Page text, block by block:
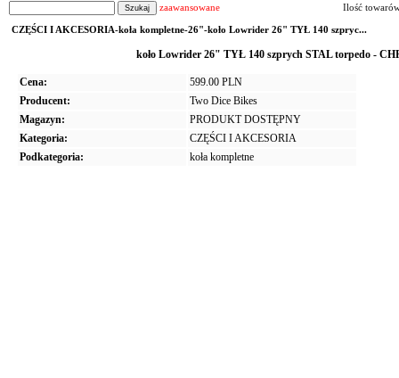
zaawansowane Ilość
CZĘŚCI I AKCESORIA-koła kompletne-26"-koło Lowrider 26" TYŁ 140 szpryc...
koło Lowrider 26" TYŁ 140 szprych STAL torpedo -
Cena:
599.00 PLN
Producent:
Two Dice Bikes
Magazyn:
PRODUKT DOSTĘPNY
Kategoria:
CZĘŚCI I AKCESORIA
Podkategoria:
koła kompletne